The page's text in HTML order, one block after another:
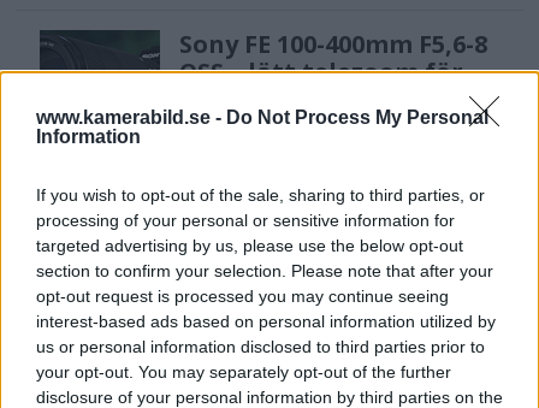
www.kamerabild.se - Do Not Process My Personal
Information
If you wish to opt-out of the sale, sharing to third parties, or
processing of your personal or sensitive information for
targeted advertising by us, please use the below opt-out
section to confirm your selection. Please note that after your
opt-out request is processed you may continue seeing
interest-based ads based on personal information utilized by
us or personal information disclosed to third parties prior to
your opt-out. You may separately opt-out of the further
disclosure of your personal information by third parties on the
Sony FE 100-400mm F5,6-8
OSS – lätt telezoom för
Sony RX10 V – ny
superzoom med 24–
600mm & AI-autofokus
Anna W Thorbjörnsson –
naket med integritet